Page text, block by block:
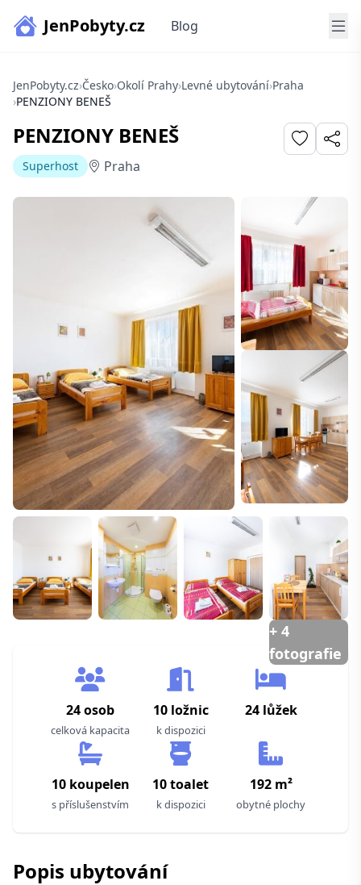
JenPobyty.cz Blog
JenPobyty.cz›Česko›Okolí Prahy›Levné ubytování›Praha
›PENZIONY BENEŠ
PENZIONY BENEŠ
Superhost Praha
+ 4
fotografie
24 osob
celková kapacita
10 ložnic
k dispozici
24 lůžek
10 koupelen
s příslušenstvím
10 toalet
k dispozici
192 m²
obytné plochy
Popis ubytování